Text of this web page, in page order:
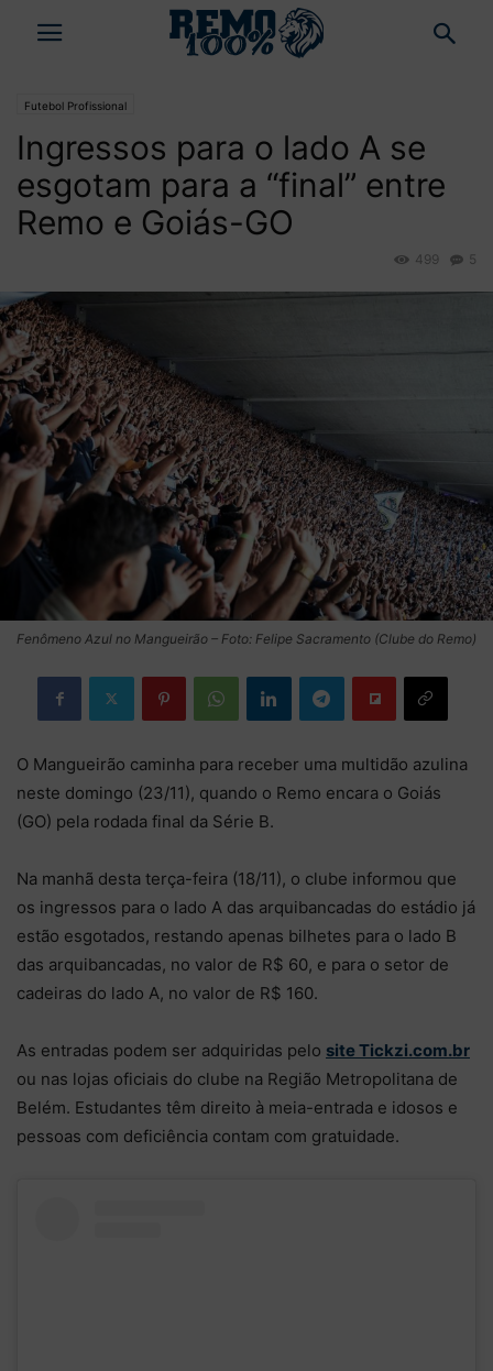
Futebol Profissional
Ingressos para o lado A se
esgotam para a “final” entre
Remo e Goiás-GO
5
499
Fenômeno Azul no Mangueirão – Foto: Felipe Sacramento (Clube do Remo)
O Mangueirão caminha para receber uma multidão azulina
neste domingo (23/11), quando o Remo encara o Goiás
(GO) pela rodada final da Série B.
Na manhã desta terça-feira (18/11), o clube informou que
os ingressos para o lado A das arquibancadas do estádio já
estão esgotados, restando apenas bilhetes para o lado B
das arquibancadas, no valor de R$ 60, e para o setor de
cadeiras do lado A, no valor de R$ 160.
As entradas podem ser adquiridas pelo site Tickzi.com.br
ou nas lojas oficiais do clube na Região Metropolitana de
Belém. Estudantes têm direito à meia-entrada e idosos e
pessoas com deficiência contam com gratuidade.